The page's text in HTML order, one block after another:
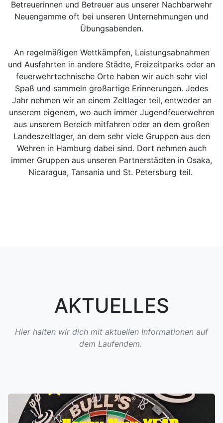
Betreuerinnen und Betreuer aus unserer Nachbarwehr
Neuengamme oft bei unseren Unternehmungen und
Übungsabenden.
An regelmäßigen Wettkämpfen, Leistungsabnahmen
und Ausfahrten in andere Städte, Freizeitparks oder an
feuerwehrtechnische Orte haben wir auch sehr viel
Spaß und sammeln großartige Erinnerungen. Jedes
Jahr nehmen wir an einem Zeltlager teil, entweder an
unserem eigenem, wo auch immer Jugendfeuerwehren
aus unserem Bereich mitfahren oder an dem großen
Landeszeltlager, an dem sehr viele Gruppen aus den
Wehren in Hamburg dabei sind. Dort nehmen auch
immer Gruppen aus unseren Partnerstädten in Osaka,
Nicaragua, Tansania und St. Petersburg teil.
AKTUELLES
Hier halten wir dich mit aktuellen Informationen auf
dem Laufendem.